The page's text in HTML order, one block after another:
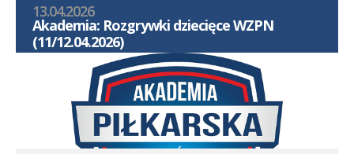
13.04.2026
Akademia: Rozgrywki dziecięce WZPN
(11/12.04.2026)